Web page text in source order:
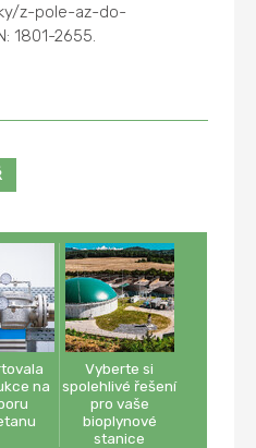
z-pole-az-do-
1801-2655.
na
Vyberte si
spolehlivé řešení
pro vaše
bioplynové
stanice